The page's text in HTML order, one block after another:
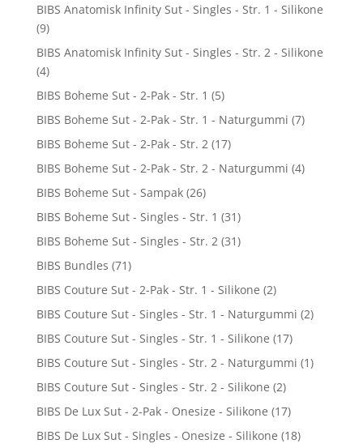
BIBS Anatomisk Infinity Sut - Singles - Str. 1 - Silikone
(9)
BIBS Anatomisk Infinity Sut - Singles - Str. 2 - Silikone
(4)
BIBS Boheme Sut - 2-Pak - Str. 1 (5)
BIBS Boheme Sut - 2-Pak - Str. 1 - Naturgummi (7)
BIBS Boheme Sut - 2-Pak - Str. 2 (17)
BIBS Boheme Sut - 2-Pak - Str. 2 - Naturgummi (4)
BIBS Boheme Sut - Sampak (26)
BIBS Boheme Sut - Singles - Str. 1 (31)
BIBS Boheme Sut - Singles - Str. 2 (31)
BIBS Bundles (71)
BIBS Couture Sut - 2-Pak - Str. 1 - Silikone (2)
BIBS Couture Sut - Singles - Str. 1 - Naturgummi (2)
BIBS Couture Sut - Singles - Str. 1 - Silikone (17)
BIBS Couture Sut - Singles - Str. 2 - Naturgummi (1)
BIBS Couture Sut - Singles - Str. 2 - Silikone (2)
BIBS De Lux Sut - 2-Pak - Onesize - Silikone (17)
BIBS De Lux Sut - Singles - Onesize - Silikone (18)